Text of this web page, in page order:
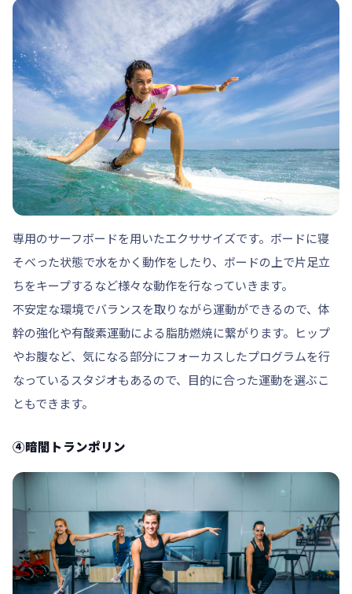
専用のサーフボードを用いたエクササイズです。ボードに寝
そべった状態で水をかく動作をしたり、ボードの上で片足立
ちをキープするなど様々な動作を行なっていきます。
不安定な環境でバランスを取りながら運動ができるので、体
幹の強化や有酸素運動による脂肪燃焼に繋がります。ヒップ
やお腹など、気になる部分にフォーカスしたプログラムを行
なっているスタジオもあるので、目的に合った運動を選ぶこ
ともできます。
④暗闇トランポリン